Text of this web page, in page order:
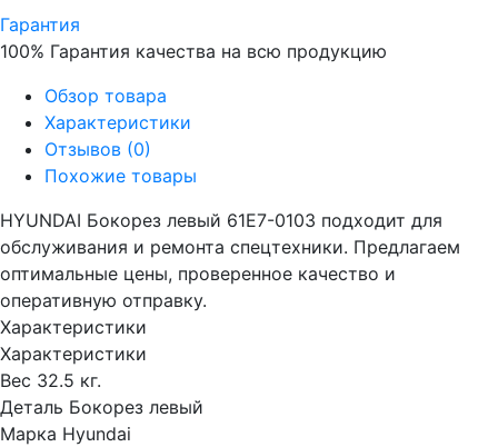
Гарантия
100% Гарантия качества на всю продукцию
Обзор товара
Характеристики
Отзывов (0)
Похожие товары
HYUNDAI Бокорез левый 61E7-0103 подходит для
обслуживания и ремонта спецтехники. Предлагаем
оптимальные цены, проверенное качество и
оперативную отправку.
Характеристики
Характеристики
Вес 32.5 кг.
Деталь Бокорез левый
Марка Hyundai